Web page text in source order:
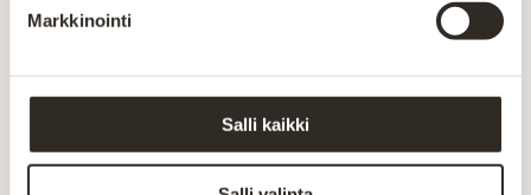
Markkinointi
Salli kaikki
Nopea toimitus
Turvallinen ostaminen